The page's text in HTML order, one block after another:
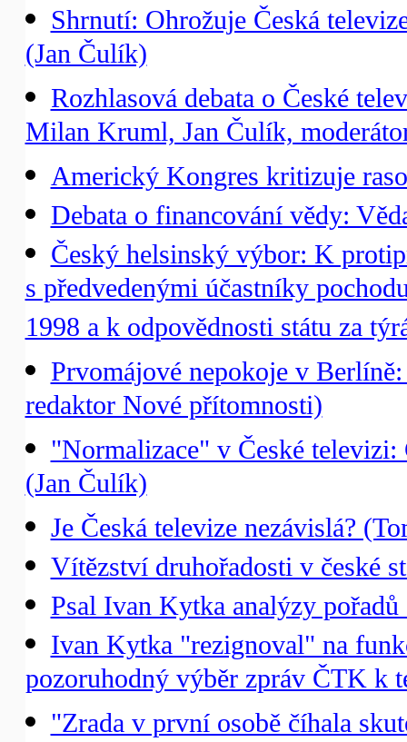
Shrnutí: Ohrožuje Česká
(Jan Čulík)
Rozhlasová debata o České
Milan Kruml, Jan Čulík,
Americký Kongres kritizuje
Debata o financování vědy:
Český helsinský výbor: K
s předvedenými účastníky
1998 a k odpovědnosti státu za
Prvomájové nepokoje v
redaktor Nové přítomnosti)
"Normalizace" v České
(Jan Čulík)
Je Česká televize nezávislá?
Vítězství druhořadosti v české
Psal Ivan Kytka analýzy
Ivan Kytka "rezignoval" na
pozoruhodný výběr zpráv ČTK k
"Zrada v první osobě číhala